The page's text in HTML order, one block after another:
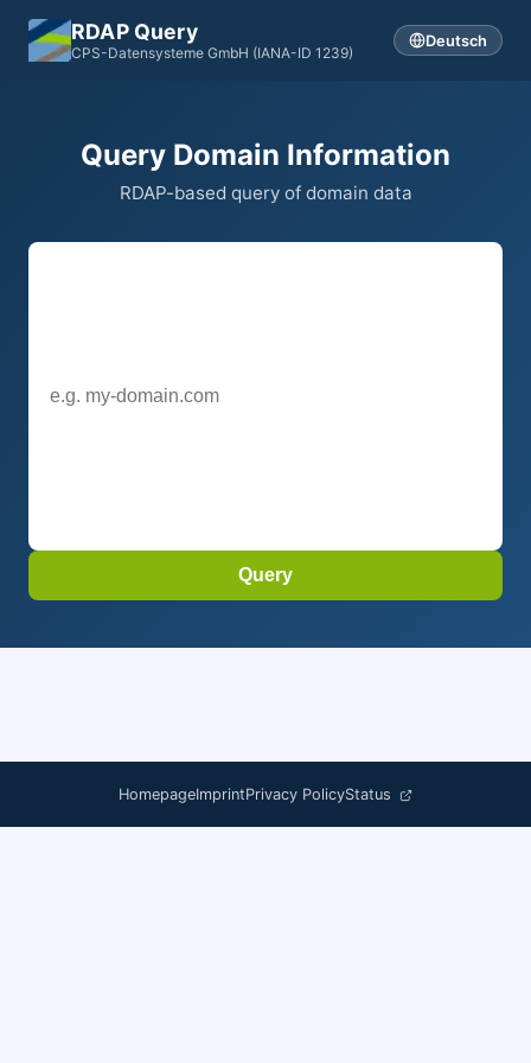
RDAP Query
CPS-Datensysteme GmbH (IANA-ID 1239)
Deutsch
Query Domain Information
RDAP-based query of domain data
Query
HomepageImprintPrivacy PolicyStatus